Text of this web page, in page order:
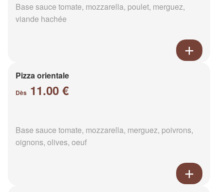
Base sauce tomate, mozzarella, poulet, merguez,
viande hachée
Pizza orientale
Dès 11.00 €
Base sauce tomate, mozzarella, merguez, poivrons,
oignons, olives, oeuf